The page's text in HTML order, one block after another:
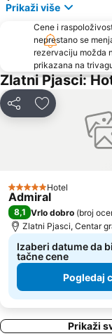
Prikaži više
Cene i
neprestano se
rezervaciju možda
prikazana na
Zlatni Pjasci:
Deli Dodati u
5 Zvezdice
Hotel
Admiral
8,1 Vrlo dobro (broj
Zlatni Pjasci, Centar
Izaberi datume da
tačne cene
Pogledaj
Prikaži